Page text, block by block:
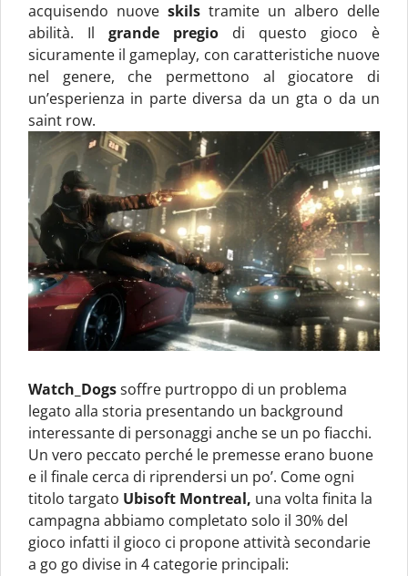
acquisendo nuove skils tramite un albero delle
abilità. Il grande pregio di questo gioco è
sicuramente il gameplay, con caratteristiche nuove
nel genere, che permettono al giocatore di
un’esperienza in parte diversa da un gta o da un
saint row.
Watch_Dogssoffre purtroppo di un problema
legato alla storia presentando un background
interessante di personaggi anche se un po fiacchi.
Un vero peccato perché le premesse erano buone
e il finale cerca di riprendersi un po’. Come ogni
titolo targato Ubisoft Montreal, una volta finita la
campagna abbiamo completato solo il 30% del
gioco infatti il gioco ci propone attività secondarie
a go go divise in 4 categorie principali: